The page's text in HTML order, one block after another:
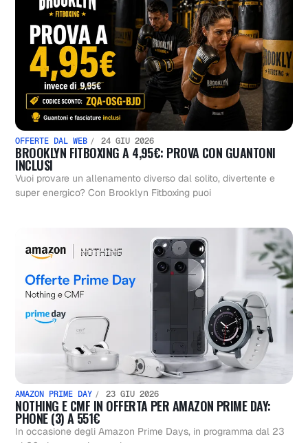
OFFERTE DAL WEB 24 GIU 2026
BROOKLYN FITBOXING A 4,95€: PROVA CON GUANTONI
INCLUSI
Vuoi provare un allenamento diverso dal solito, divertente e
super energico? Con Brooklyn Fitboxing puoi
AMAZON PRIME DAY 23 GIU 2026
NOTHING E CMF IN OFFERTA PER AMAZON PRIME DAY:
PHONE (3) A 551€
In occasione degli Amazon Prime Days, in programma dal 23